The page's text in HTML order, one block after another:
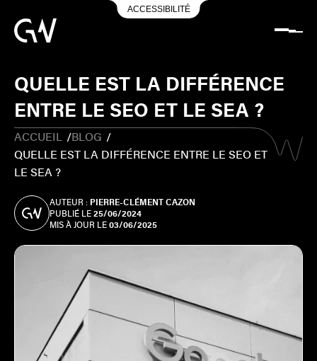
ACCESSIBILITÉ
QUELLE EST LA DIFFÉRENCE
ENTRE LE SEO ET LE SEA ?
ACCUEIL /BLOG /
QUELLE EST LA DIFFÉRENCE ENTRE LE SEO ET
LE SEA ?
AUTEUR : PIERRE-CLÉMENT CAZON
PUBLIÉ LE25/06/2024
MIS À JOUR LE03/06/2025